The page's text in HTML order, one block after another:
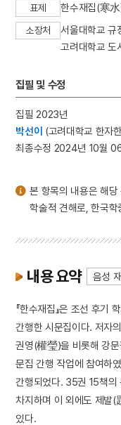
9 고로쇠나무
10 관경소기
표제 한수재집(寒
소장처
서울대학교 규
고려대학교 도
집필 및 수정
집필 2023년
박선이 (고려대학교 한자
최종수정 2024년 10월
본 항목의 내용은 해당
학술적 견해로, 한국
내용 요약 음성
『한수재집』은 조선 후기
간행한 시문집이다. 저자
권영(權瑩)을 비롯해 강
문집 간행 작업에 참여하
간행되었다. 35권 15책의
차지하며 이 외에도 제발
있다.